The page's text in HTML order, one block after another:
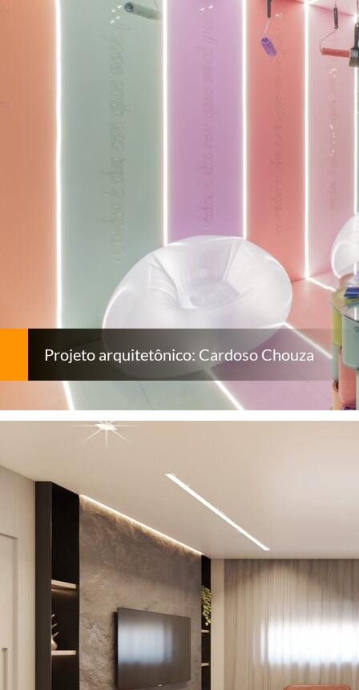
Projeto arquitetônico: Cardoso Chouza